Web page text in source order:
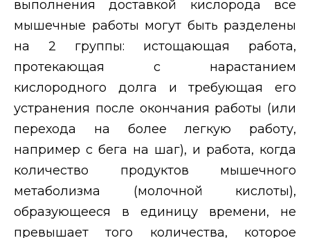
выполнения доставкой кислорода все
мышечные работы могут быть разделены
на 2 группы: истощающая работа,
протекающая с нарастанием
кислородного долга и требующая его
устранения после окончания работы (или
перехода на более легкую работу,
например с бега на шаг), и работа, когда
количество продуктов мышечного
метаболизма (молочной кислоты),
образующееся в
единицу времени, не
превышает того количества, которое